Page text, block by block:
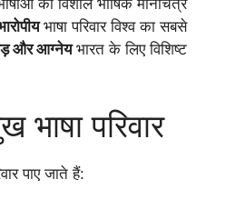
भाषा परिवार विश्व का सबसे
और आग्नेयभारत के लिए विशिष्ट
परिवार
पाए जाते हैं: